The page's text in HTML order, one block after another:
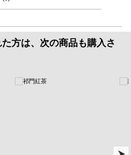
方は、次の商品も購入さ